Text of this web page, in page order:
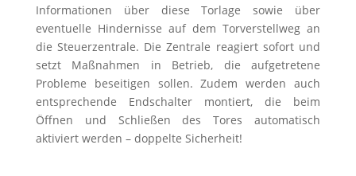
Informationen über diese Torlage sowie über
eventuelle Hindernisse auf dem Torverstellweg an
die Steuerzentrale. Die Zentrale reagiert sofort und
setzt Maßnahmen in Betrieb, die aufgetretene
Probleme beseitigen sollen. Zudem werden auch
entsprechende Endschalter montiert, die beim
Öffnen und Schließen des Tores automatisch
aktiviert werden – doppelte Sicherheit!